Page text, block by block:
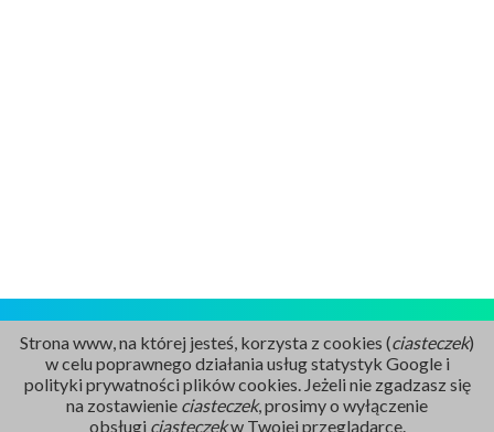
Rejestracja
Strona www, na której jesteś, korzysta z cookies (ciasteczek)
w celu poprawnego działania usług statystyk Google i
polityki prywatności plików cookies. Jeżeli nie zgadzasz się
na zostawienie ciasteczek, prosimy o wyłączenie
obsługi ciasteczekw Twojej przeglądarce.